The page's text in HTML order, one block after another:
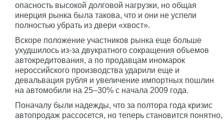
опасность высокой долговой нагрузки, но общая
инерция рынка была такова, что и они не успели
полностью убрать из двери «хвост».
Вскоре положение участников рынка еще больше
ухудшилось из-за двукратного сокращения объемов
автокредитования, а по продавцам иномарок
нероссийского производства ударили еще и
девальвация рубля и увеличение импортных пошлин
на автомобили на 25–30% с начала 2009 года.
Поначалу были надежды, что за полтора года кризис
автопродаж рассосется, но теперь становится понятно,